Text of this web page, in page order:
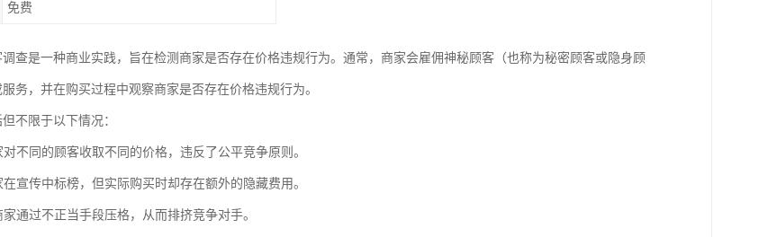
免费
查是一种商业实践，旨在检测商家是否存在价格违规行为。通常，商家会雇佣神秘顾客（也称为秘密顾客或隐身顾
务，并在购买过程中观察商家是否存在价格违规行为。
不限于以下情况：
不同的顾客收取不同的价格，违反了公平竞争原则。
宣传中标榜，但实际购买时却存在额外的隐藏费用。
通过不正当手段压格，从而排挤竞争对手。